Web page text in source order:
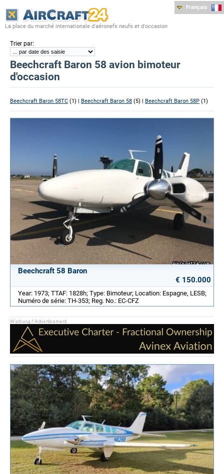
La place du marché internationale d'aéronefs neufs et d'occasion
Français
Trier par:
Beechcraft Baron 58 avion bimoteur
d'occasion
Beechcraft Baron 58TC (1) | Beechcraft Baron 58 (5) | Beechcraft Baron 58P (1)
Beechcraft 58 Baron
€ 150.000
Year: 1973; TTAF: 1828h; Type: Bimoteur; Location: Espagne, LESB;
Numéro de série: TH-353; Reg. No.: EC-CFZ